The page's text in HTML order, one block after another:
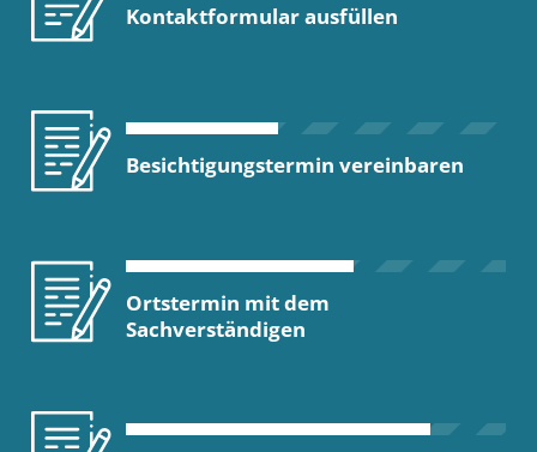
Kontaktformular ausfüllen
Besichtigungstermin vereinbaren
Ortstermin mit dem
Sachverständigen